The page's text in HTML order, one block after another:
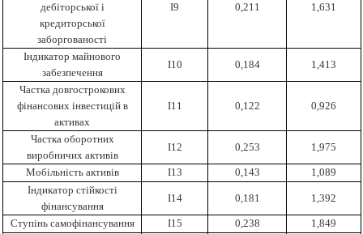
дебіторської і
кредиторської
заборгованості
І9 0,211 1,631
Індикатор майнового
забезпечення
І10 0,184 1,413
Частка довгострокових
фінансових інвестицій в
активах
І11 0,122 0,926
Частка оборотних
виробничих активів
І12 0,253 1,975
Мобільність активів І13 0,143
1,089
Індикатор стійкості
фінансування
І14 0,181 1,392
Ступінь самофінансування І15 0,238
1,849